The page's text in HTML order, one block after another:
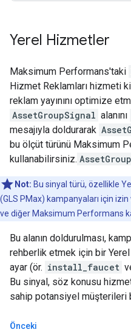
Yerel Hizmetler
Maksimum Performans'taki
Hizmet Reklamları hizmeti
reklam yayınını optimize
AssetGroupSignal alanını
mesajıyla doldurarak
bu ölçüt türünü Maksimum
kullanabilirsiniz.
Not: Bu sinyal türü, özellikle
(GLS PMax) kampanyaları için
ve diğer Maksimum Performans
Bu alanın doldurulması,
rehberlik etmek için bir
ayar (ör. install_faucet
Bu sinyal, söz konusu
sahip potansiyel müşterileri
Önceki